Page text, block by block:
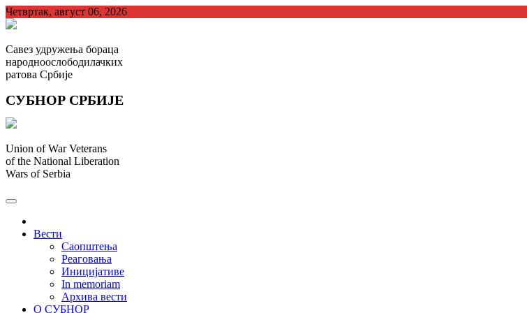
Skip
to
Четвртак, август 06, 2026
Савез удружења бораца
народноослободилачких
ратова Србије
СУБНОР СРБИЈЕ
Union of War Veterans
of the National Liberation
Wars of Serbia
Вести
Саопштења
Реаговања
Иницијативе
In memoriam
Архива вести
О СУБНОР